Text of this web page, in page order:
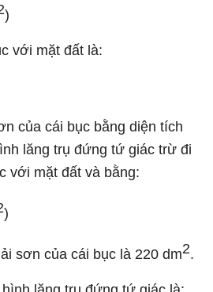
)
với mặt đất là:
của cái bục bằng diện tích
lăng trụ đứng tứ giác trừ đi
với mặt đất và bằng:
)
sơn của cái bục là 220 dm2.